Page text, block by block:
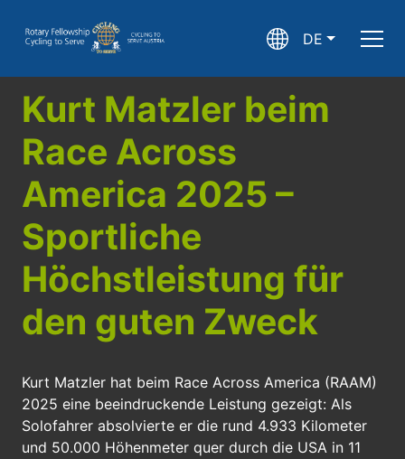
DE
Kurt Matzler beim
Race Across
America 2025 –
Sportliche
Höchstleistung für
den guten Zweck
Kurt Matzler hat beim Race Across America (RAAM)
2025 eine beeindruckende Leistung gezeigt: Als
Solofahrer absolvierte er die rund 4.933 Kilometer
und 50.000 Höhenmeter quer durch die USA in 11